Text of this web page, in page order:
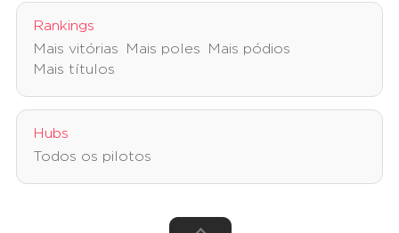
Rankings
Mais vitórias
Mais poles
Mais pódios
Mais títulos
Hubs
Todos os pilotos